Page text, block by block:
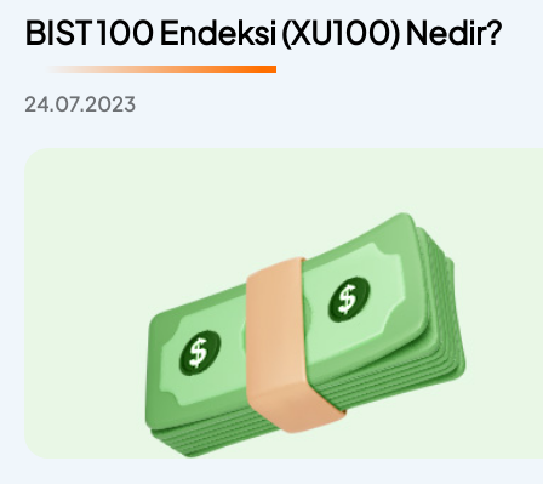
BIST 100 Endeksi (XU100) Nedir?
24.07.2023